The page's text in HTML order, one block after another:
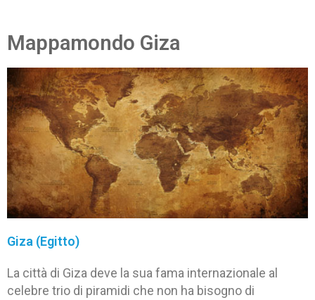
Mappamondo Giza
Giza (Egitto)
La città di Giza deve la sua fama internazionale al
celebre trio di piramidi che non ha bisogno di